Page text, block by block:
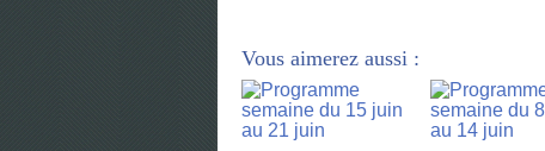
Vous aimerez aussi :